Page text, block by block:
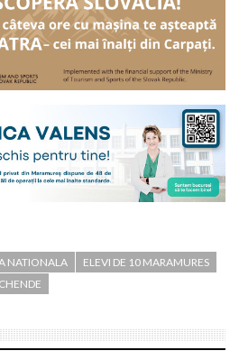
NATIONALA
ELEVI DE 10 MARAMURES